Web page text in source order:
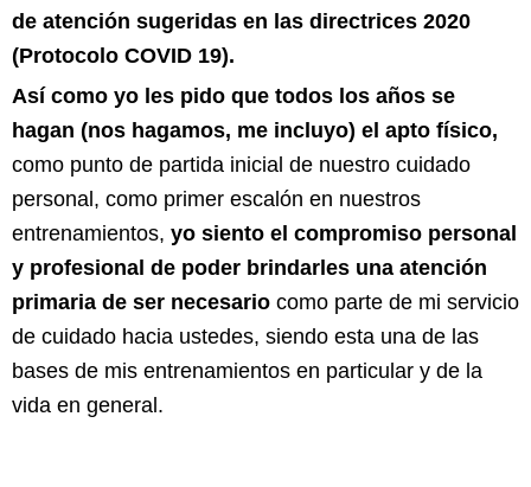
de atención sugeridas en las directrices 2020
(Protocolo COVID 19).
Así como yo les pido que todos los años se
hagan (nos hagamos, me incluyo) el apto físico,
como punto de partida inicial de nuestro cuidado
personal, como primer escalón en nuestros
entrenamientos, yo siento el compromiso personal
y profesional de poder brindarles una atención
primaria de ser necesario como parte de mi servicio
de cuidado hacia ustedes, siendo esta una de las
bases de mis entrenamientos en particular y de la
vida en general.